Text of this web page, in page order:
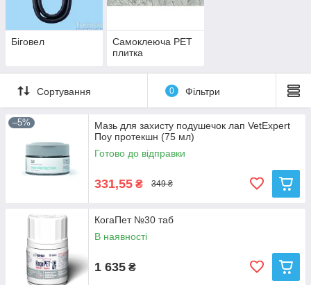
Біговел
Самоклеюча PET
плитка
Сортування 0 Фільтри
–5%
Мазь для захисту подушечок лап VetExpert
Поу протекшн (75 мл)
Готово до відправки
331,55 ₴ 349 ₴
КогаПет №30 таб
В наявності
1 635 ₴